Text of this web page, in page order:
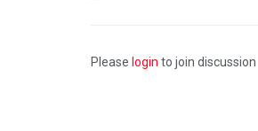
Please login to join discussion